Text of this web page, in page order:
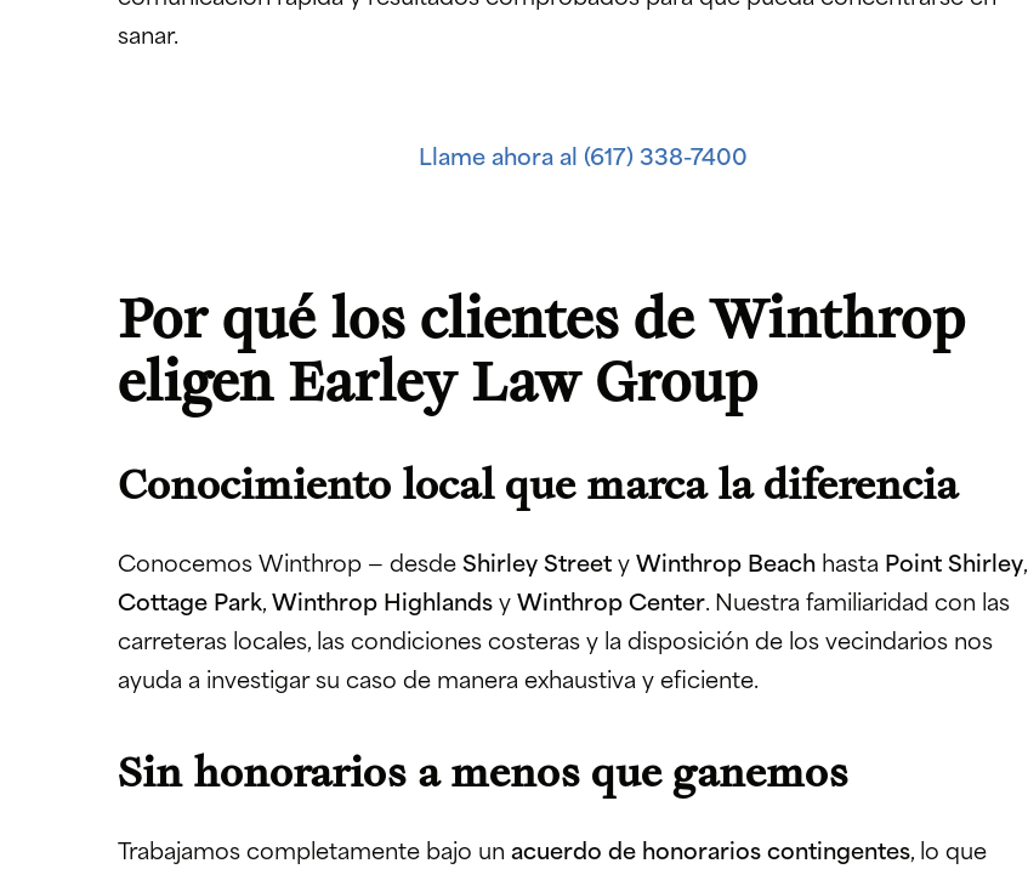
sanar.
Llame ahora al (617) 338-7400
Por qué los clientes de Winthrop
eligen Earley Law Group
Conocimiento local que marca la diferencia
Conocemos Winthrop — desdeShirley StreetyWinthrop Beach hasta Point Shirley,
Cottage Park,Winthrop HighlandsyWinthrop Center. Nuestra familiaridad con las
carreteras locales, las condiciones costeras y la disposición de los vecindarios nos
ayuda a investigar su caso de manera exhaustiva y eficiente.
Sin honorarios a menos que ganemos
Trabajamos completamente bajo un acuerdo de honorarios contingentes, lo que